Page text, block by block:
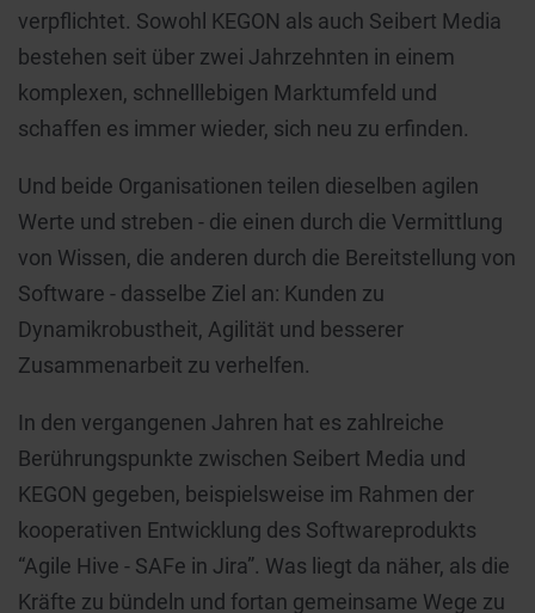
verpflichtet. Sowohl KEGON als auch Seibert Media
bestehen seit über zwei Jahrzehnten in einem
komplexen, schnelllebigen Marktumfeld und
schaffen es immer wieder, sich neu zu erfinden.
Und beide Organisationen teilen dieselben agilen
Werte und streben - die einen durch die Vermittlung
von Wissen, die anderen durch die Bereitstellung von
Software - dasselbe Ziel an: Kunden zu
Dynamikrobustheit, Agilität und besserer
Zusammenarbeit zu verhelfen.
In den vergangenen Jahren hat es zahlreiche
Berührungspunkte zwischen Seibert Media und
KEGON gegeben, beispielsweise im Rahmen der
kooperativen Entwicklung des Softwareprodukts
“Agile Hive - SAFe in Jira”. Was liegt da näher, als die
Kräfte zu bündeln und fortan gemeinsame Wege zu